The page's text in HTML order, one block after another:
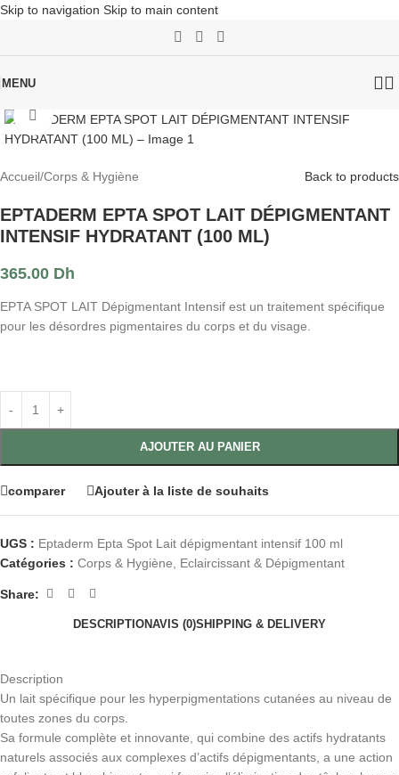
Skip to navigation Skip to main content
MENU
Click to enlarge
Accueil/Corps & Hygiène Back to products
EPTADERM EPTA SPOT LAIT DÉPIGMENTANT
INTENSIF HYDRATANT (100 ML)
365.00 Dh
EPTA SPOT LAIT Dépigmentant Intensif est un traitement spécifique
pour les désordres pigmentaires du corps et du visage.
AJOUTER AU PANIER
comparer Ajouter à la liste de souhaits
UGS : Eptaderm Epta Spot Lait dépigmentant intensif 100 ml
Catégories : Corps & Hygiène Eclaircissant & Dépigmentant
Share:
DESCRIPTIONAVIS (0)SHIPPING & DELIVERY
Description
Un lait spécifique pour les hyperpigmentations cutanées au niveau de
toutes zones du corps.
Sa formule complète et innovante, qui combine des actifs hydratants
naturels associés aux complexes d’actifs dépigmentants, a une action